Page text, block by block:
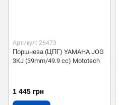
Артикул: 26473
Поршнева (ЦПГ) YAMAHA JOG
3KJ (39mm/49.9 cc) Mototech
1 445 грн